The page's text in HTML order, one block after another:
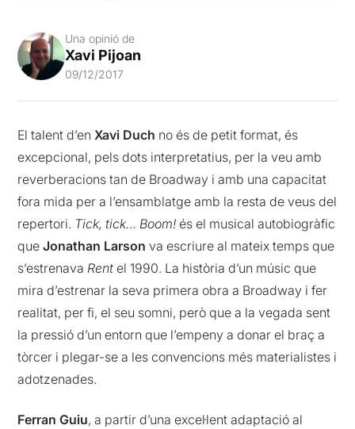
Una opinió de
Xavi Pijoan
09/12/2017
El talent d’enXavi Duch no és de petit format, és
excepcional, pels dots interpretatius, per la veu amb
reverberacions tan de Broadway i amb una capacitat
fora mida per a l’ensamblatge amb la resta de veus del
repertori. Tick, tick… Boom!és el musical autobiogràfic
queJonathan Larson va escriure al mateix temps que
s’estrenavaRent el 1990. La història d’un músic que
mira d’estrenar la seva primera obra a Broadway i fer
realitat, per fi, el seu somni, però que a la vegada sent
la pressió d’un entorn que l’empeny a donar el braç a
tòrcer i plegar-se a les convencions més materialistes i
adotzenades.
Ferran Guiu, a partir d’una excel·lent adaptació al